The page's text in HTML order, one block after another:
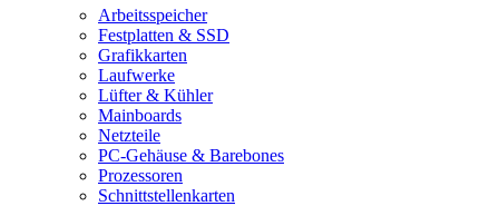
Arbeitsspeicher
Festplatten & SSD
Grafikkarten
Laufwerke
Lüfter & Kühler
Mainboards
Netzteile
PC-Gehäuse & Barebones
Prozessoren
Schnittstellenkarten